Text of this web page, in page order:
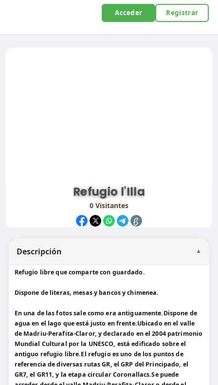
Acceder Registrar
Refugio l'Illa
0Visitantes
Descripción ▼
Refugio libre que comparte con guardado.
Dispone de literas, mesas y bancos y chimenea.
En una de las fotos sale como era antiguamente.Dispone de
agua en el lago que está justo en frente.Ubicado en el valle
de Madriu-Perafita-Claror, y declarado en el 2004 patrimonio
Mundial Cultural por la UNESCO, está edificado sobre el
antiguo refugio libre.El refugio es uno de los puntos de
referencia de diversas rutas GR, el GRP del Principado, el
GR7, el GR11, y la etapa circular Coronallacs.Se puede